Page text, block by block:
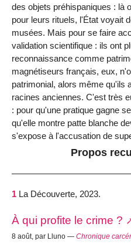
des objets préhispaniques : là
pour leurs rituels, l'État voyait
musées. Mais pour se faire
validation scientifique : ils ont
reconnaissance comme
magnétiseurs français, eux,
patrimonial, alors même qu'ils
racines anciennes. C'est très
: pour qu'une pratique gagne
qu'elle montre patte blanche
s'expose à l'accusation de
Propos
1 La Découverte, 2023.
À qui profite le crime ?
8 août, par Lluno — Chronique